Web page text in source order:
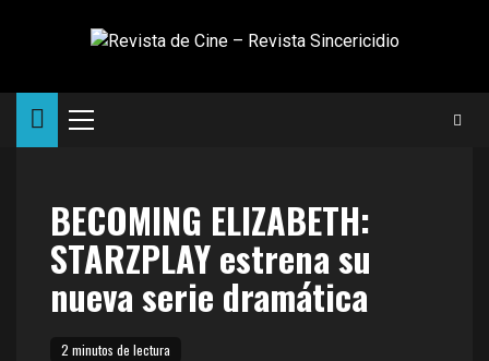
Menú
BECOMING ELIZABETH:
STARZPLAY estrena su
nueva serie dramática
2 minutos de lectura